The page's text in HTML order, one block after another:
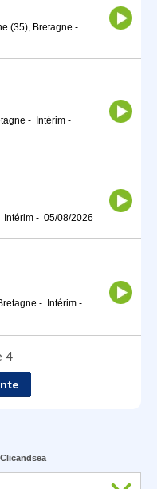
(35), Bretagne -
- Intérim -
Intérim - 05/08/2026
- Intérim -
4